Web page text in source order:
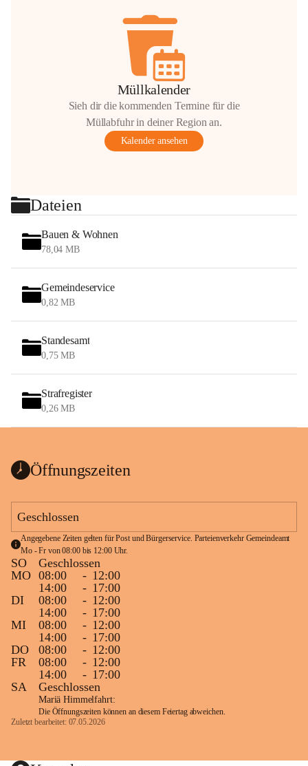
Müllkalender
Sieh dir die kommenden Termine für die
Müllabfuhr in deiner Region an.
Kalender ansehen
Dateien
Bauen & Wohnen
78,04 MB
Gemeindeservice
0,82 MB
Standesamt
0,75 MB
Strafregister
0,26 MB
Öffnungszeiten
Geschlossen
Angegebene Zeiten gelten für Post und Bürgerservice. Parteienverkehr Gemeindeamt
Mo - Fr von 08:00 bis 12:00 Uhr.
SO
Geschlossen
MO 08:00 - 12:00
14:00
- 17:00
DI
08:00 - 12:00
14:00
- 17:00
MI
08:00 - 12:00
14:00
- 17:00
DO
08:00 - 12:00
FR
08:00 - 12:00
14:00
- 17:00
SA
Geschlossen
Mariä Himmelfahrt:
Die Öffnungszeiten können an diesem Feiertag abweichen.
Zuletzt bearbeitet: 07.05.2026